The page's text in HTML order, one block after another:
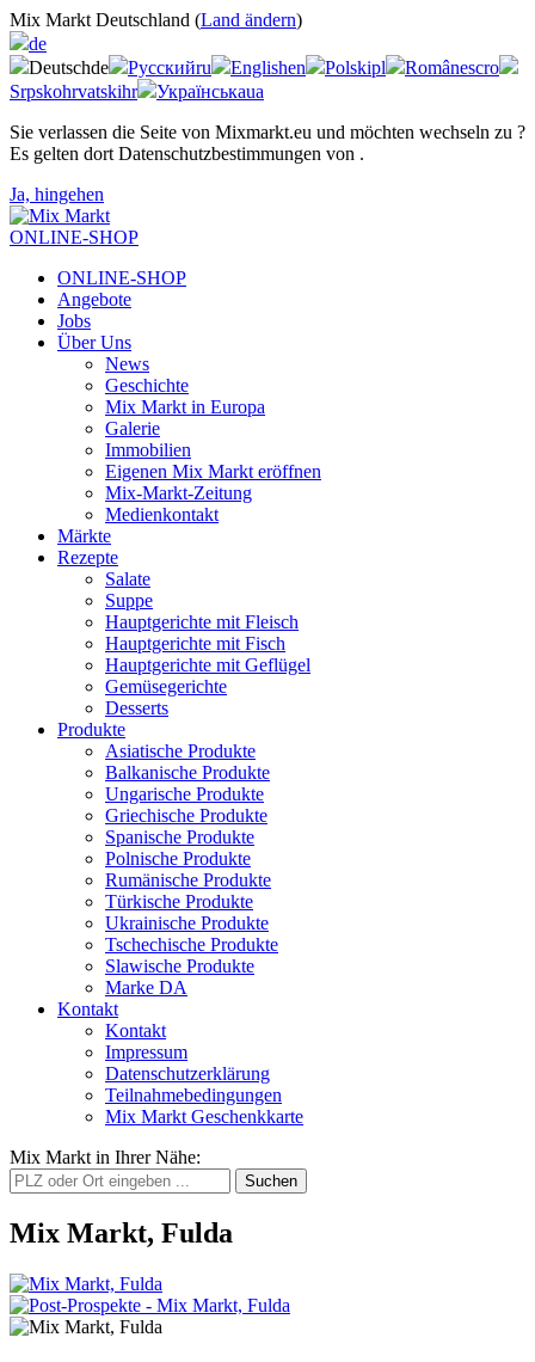
Mix Markt Deutschland (Land ändern)
de
Deutschde Русскийru Englishen Polskipl Românescro
Srpskohrvatskihr Українськаua
Sie verlassen die Seite von Mixmarkt.eu und möchten wechseln zu ?
Es gelten dort Datenschutzbestimmungen von .
Ja, hingehen
ONLINE-SHOP
ONLINE-SHOP
Angebote
Jobs
Über Uns
News
Geschichte
Mix Markt in Europa
Galerie
Immobilien
Eigenen Mix Markt eröffnen
Mix-Markt-Zeitung
Medienkontakt
Märkte
Rezepte
Salate
Suppe
Hauptgerichte mit Fleisch
Hauptgerichte mit Fisch
Hauptgerichte mit Geflügel
Gemüsegerichte
Desserts
Produkte
Asiatische Produkte
Balkanische Produkte
Ungarische Produkte
Griechische Produkte
Spanische Produkte
Polnische Produkte
Rumänische Produkte
Türkische Produkte
Ukrainische Produkte
Tschechische Produkte
Slawische Produkte
Marke DA
Kontakt
Kontakt
Impressum
Datenschutzerklärung
Teilnahmebedingungen
Mix Markt Geschenkkarte
Mix Markt in Ihrer Nähe:
Mix Markt, Fulda